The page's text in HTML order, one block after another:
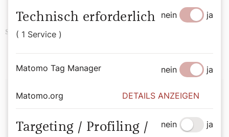
Schlagwörter
Technisch erforderlich
( 1 Service )
nein ja
Matomo Tag Manager nein ja
Matomo.org DETAILS ANZEIGEN
Targeting / Profiling /
nein ja